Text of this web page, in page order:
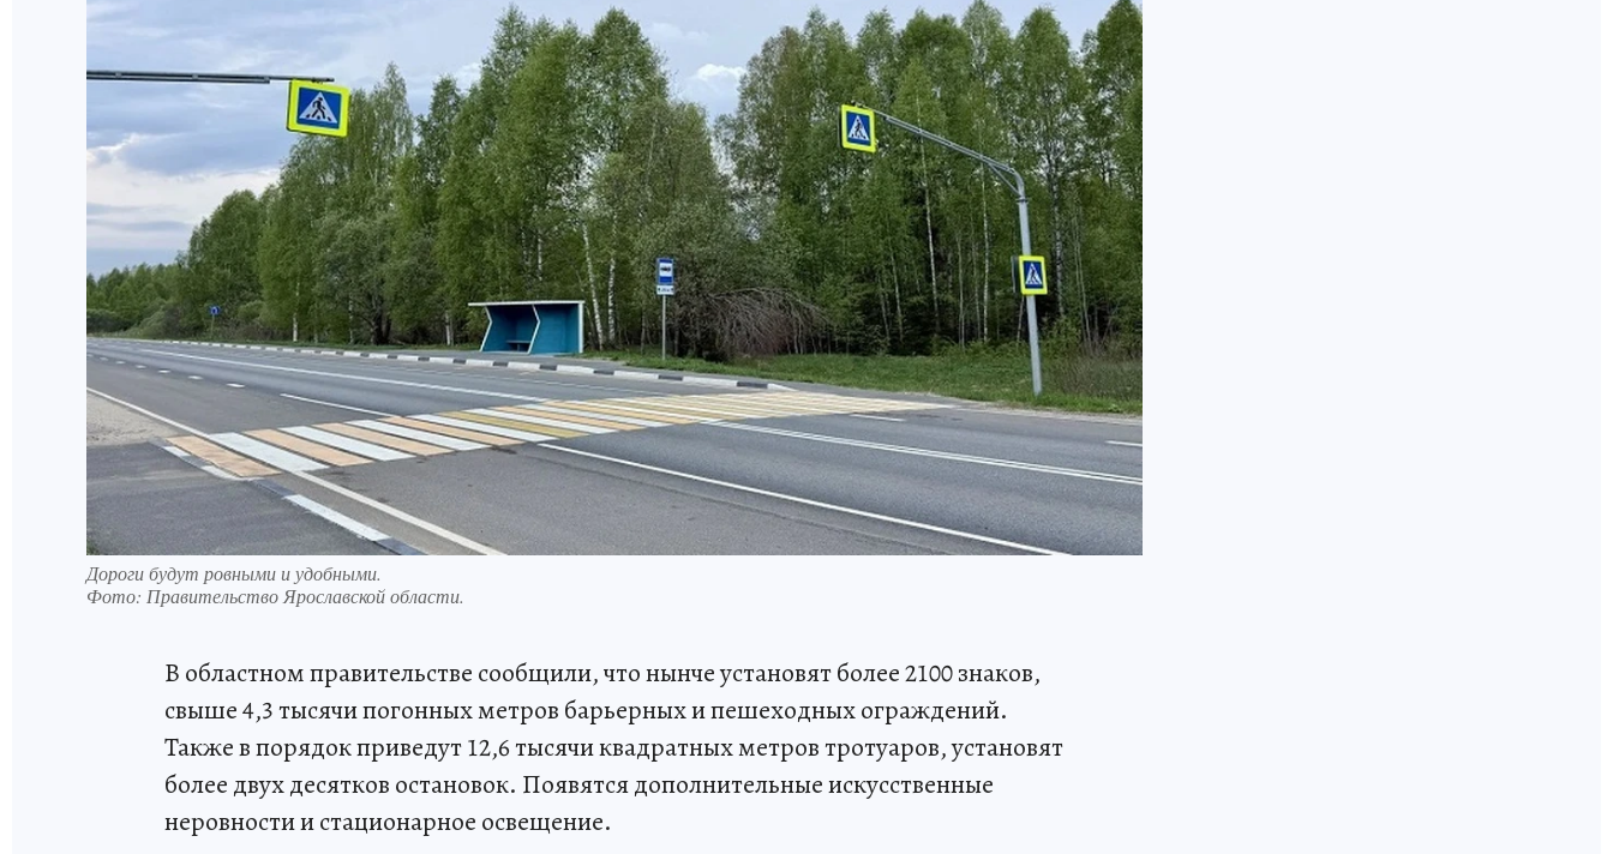
Дороги будут ровными и удобными.
Фото: Правительство Ярославской области.
В областном правительстве сообщили, что нынче установят более 2100 знаков,
свыше 4,3 тысячи погонных метров барьерных и пешеходных ограждений.
Также в порядок приведут 12,6 тысячи квадратных метров тротуаров, установят
более двух десятков остановок. Появятся дополнительные искусственные
неровности и стационарное освещение.